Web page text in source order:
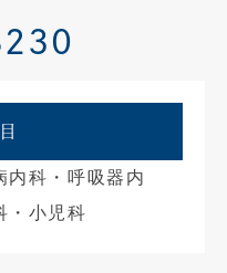
内科・呼吸器内
・小児科